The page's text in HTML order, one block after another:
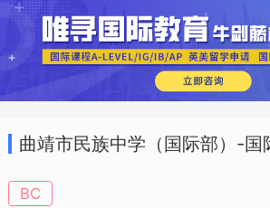
曲靖市民族中学（国际部）-国
BC